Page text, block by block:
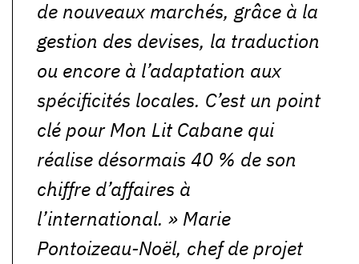
de nouveaux marchés, grâce à la
gestion des devises, la traduction
ou encore à l’adaptation aux
spécificités locales. C’est un point
clé pour Mon Lit Cabane qui
réalise désormais 40 % de son
chiffre d’affaires à
l’international. » Marie
Pontoizeau-Noël, chef de projet